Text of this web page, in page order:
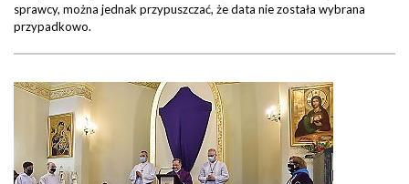
sprawcy, można jednak przypuszczać, że data nie została wybrana
przypadkowo.